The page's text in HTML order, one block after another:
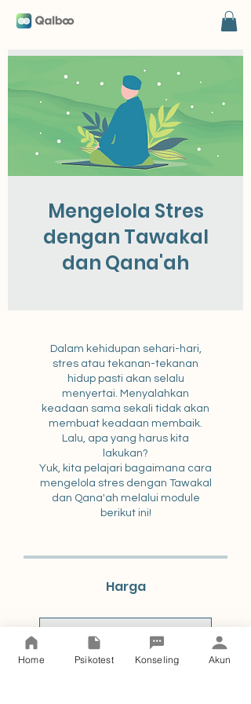
Mengelola Stres
dengan Tawakal
dan Qana'ah
Dalam kehidupan sehari-hari,
stres atau tekanan-tekanan
hidup pasti akan selalu
menyertai. Menyalahkan
keadaan sama sekali tidak akan
membuat keadaan membaik.
Lalu, apa yang harus kita
lakukan?
Yuk, kita pelajari bagaimana cara
mengelola stres dengan Tawakal
dan Qana'ah melalui module
Harga
Pembayaran Tunggal
Rp 25.000
Home Psikotest Konseling Akun